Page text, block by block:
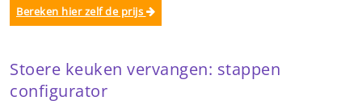
Bereken hier zelf de prijs
Stoere keuken vervangen: stappen
configurator